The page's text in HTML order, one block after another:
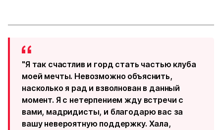
"Я так счастлив и горд стать частью клуба
моей мечты. Невозможно объяснить,
насколько я рад и взволнован в данный
момент. Я с нетерпением жду встречи с
вами, мадридисты, и благодарю вас за
вашу невероятную поддержку. Хала,